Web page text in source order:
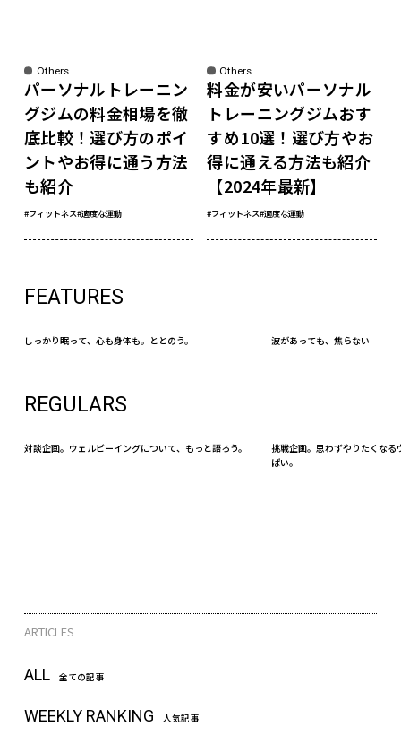
Others
パーソナルトレーニン
グジムの料金相場を徹
底比較！選び方のポイ
ントやお得に通う方法
も紹介
#フィットネス#適度な運動
Others
料金が安いパーソナル
トレーニングジムおす
すめ10選！選び方やお
得に通える方法も紹介
【2024年最新】
#フィットネス#適度な運動
FEATURES
しっかり眠って、心も身体も。ととのう。 波があっても、焦らない
REGULARS
対談企画。ウェルビーイングについて、もっと語ろう。
挑戦企画。思わずやりたくなる
ぱい。
ARTICLES
ALL 全ての記事
WEEKLY RANKING 人気記事